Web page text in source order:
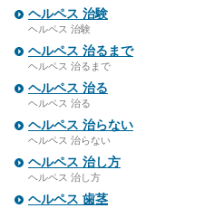
ヘルペス 治験
ヘルペス 治験
ヘルペス 治るまで
ヘルペス 治るまで
ヘルペス 治る
ヘルペス 治る
ヘルペス 治らない
ヘルペス 治らない
ヘルペス 治し方
ヘルペス 治し方
ヘルペス 歯茎